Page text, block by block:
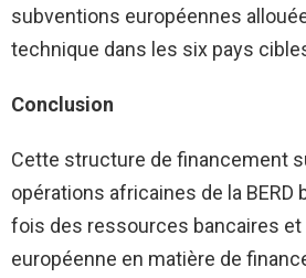
subventions européennes
technique dans les six pays
Conclusion
Cette structure de financement
opérations africaines de la BERD
fois des ressources bancaires et
européenne en matière de